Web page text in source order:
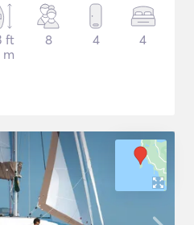
ft
m
8 4 4